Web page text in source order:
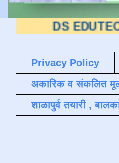
EDUTECH या
Privacy Policy
अकारिक व संकलित
शाळापुर्व तयारी ,